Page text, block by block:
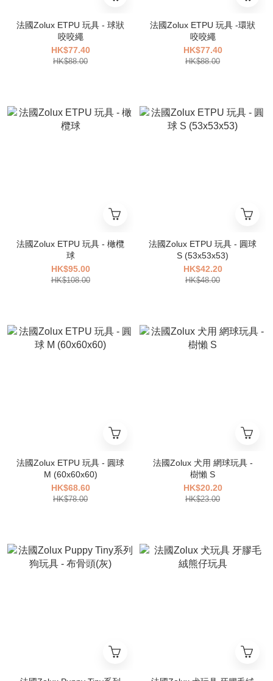
法國Zolux ETPU 玩具 - 球狀
咬咬繩
HK$77.40
HK$88.00
法國Zolux ETPU 玩具 -環狀
咬咬繩
HK$77.40
HK$88.00
法國Zolux ETPU 玩具 - 橄欖
球
HK$95.00
HK$108.00
法國Zolux ETPU 玩具 - 圓球
S (53x53x53)
HK$42.20
HK$48.00
法國Zolux ETPU 玩具 - 圓球
M (60x60x60)
HK$68.60
HK$78.00
法國Zolux 犬用 網球玩具 -
樹懶 S
HK$20.20
HK$23.00